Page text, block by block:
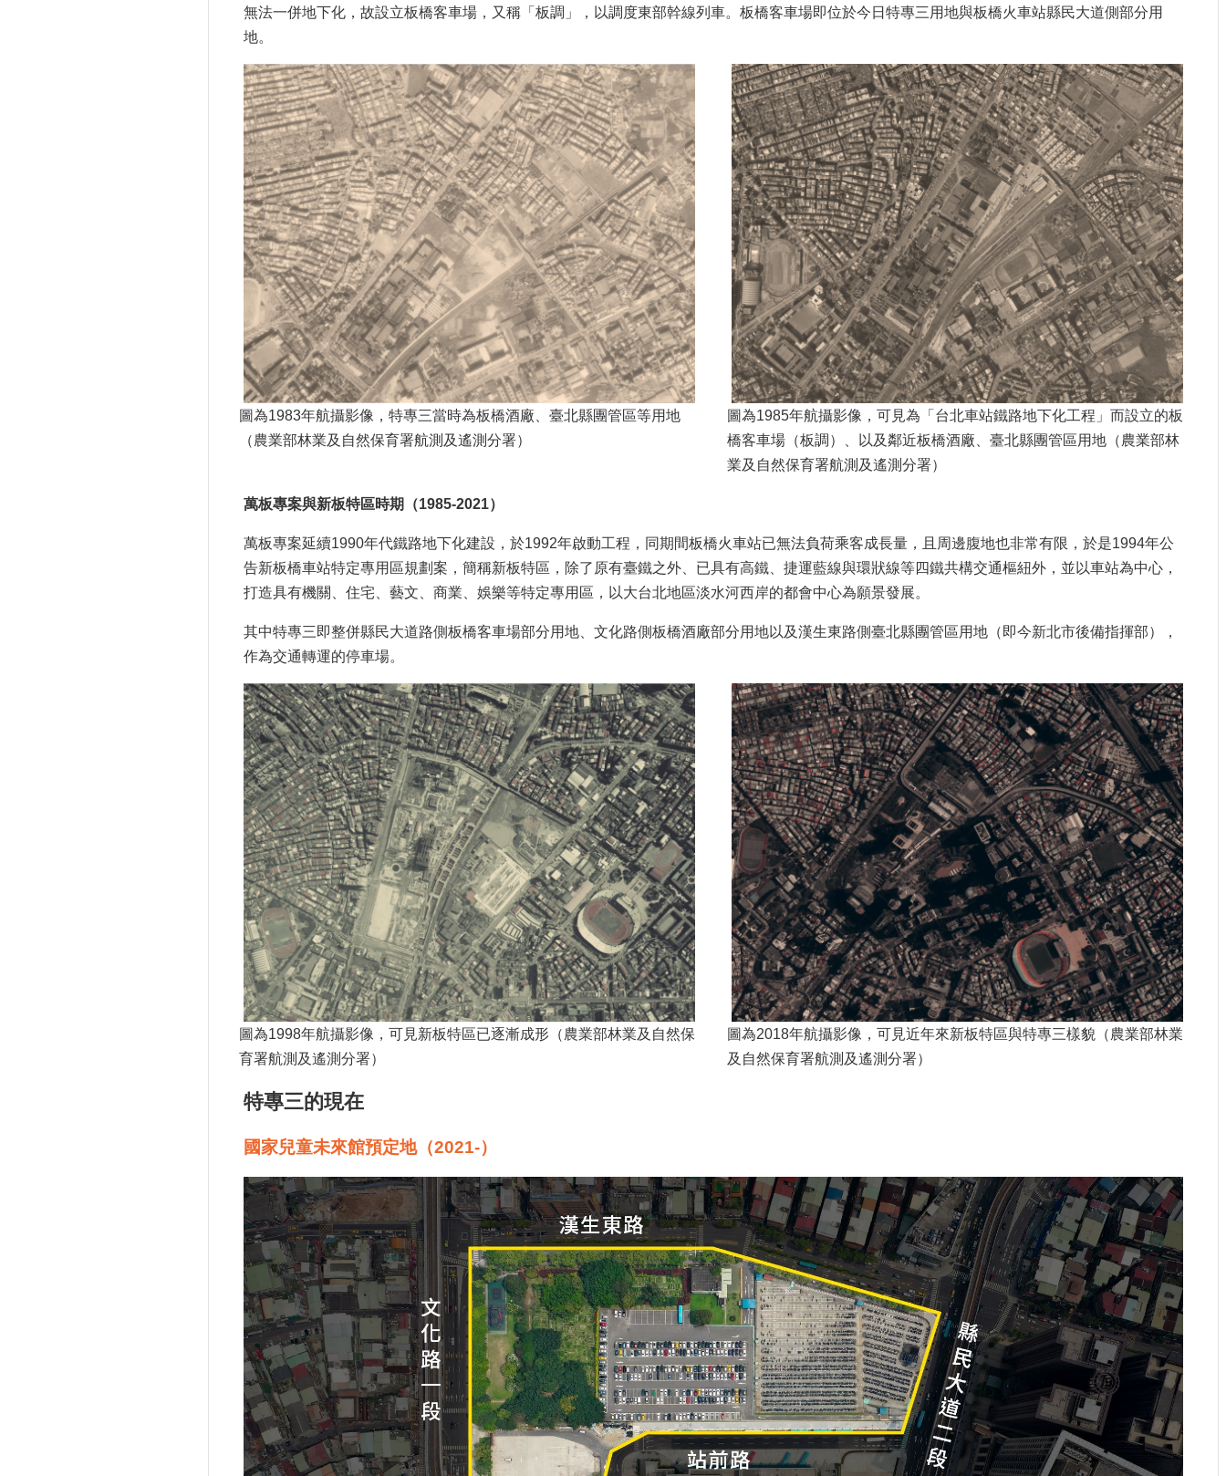
無法一併地下化，故設立板橋客車場，又稱「板調」，以調度東部幹線列車。板橋客車場即位於今日特專三用地與板橋火車站縣民大道側部分用
地。
圖為1983年航攝影像，特專三當時為板橋酒廠、臺北縣團管區等用地
（農業部林業及自然保育署航測及遙測分署）
圖為1985年航攝影像，可見為「台北車站鐵路地下化工程」而設立的板
橋客車場（板調）、以及鄰近板橋酒廠、臺北縣團管區用地（農業部林
業及自然保育署航測及遙測分署）
萬板專案與新板特區時期（1985-2021）
萬板專案延續1990年代鐵路地下化建設，於1992年啟動工程，同期間板橋火車站已無法負荷乘客成長量，且周邊腹地也非常有限，於是1994年公
告新板橋車站特定專用區規劃案，簡稱新板特區，除了原有臺鐵之外、已具有高鐵、捷運藍線與環狀線等四鐵共構交通樞紐外，並以車站為中心，
打造具有機關、住宅、藝文、商業、娛樂等特定專用區，以大台北地區淡水河西岸的都會中心為願景發展。
其中特專三即整併縣民大道路側板橋客車場部分用地、文化路側板橋酒廠部分用地以及漢生東路側臺北縣團管區用地（即今新北市後備指揮部），
作為交通轉運的停車場。
圖為1998年航攝影像，可見新板特區已逐漸成形（農業部林業及自然保
育署航測及遙測分署）
圖為2018年航攝影像，可見近年來新板特區與特專三樣貌（農業部林業
及自然保育署航測及遙測分署）
特專三的現在
國家兒童未來館預定地（2021-）